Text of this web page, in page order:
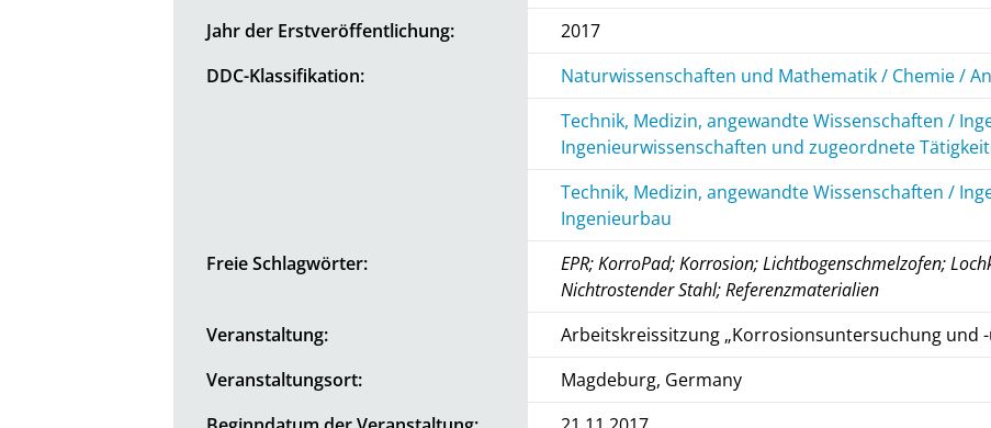
Jahr der Erstveröffentlichung:
2017
DDC-Klassifikation:
Naturwissenschaften und Mathematik / Chemie /
Technik, Medizin, angewandte Wissenschaften /
Ingenieurwissenschaften und zugeordnete
Technik, Medizin, angewandte Wissenschaften /
Ingenieurbau
Freie Schlagwörter:
EPR; KorroPad; Korrosion; Lichtbogenschmelzofen;
Nichtrostender Stahl; Referenzmaterialien
Veranstaltung:
Arbeitskreissitzung „Korrosionsuntersuchung und -
Veranstaltungsort:
Magdeburg, Germany